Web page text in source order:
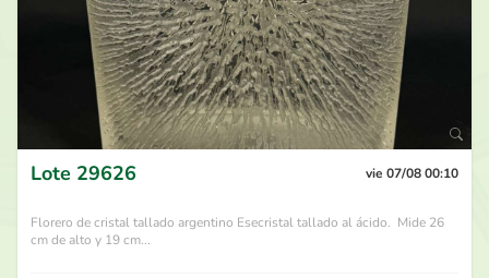
Lote 29626 vie 07/08 00:10
Florero de cristal tallado argentino Esecristal tallado al ácido. Mide 26
cm de alto y 19 cm...